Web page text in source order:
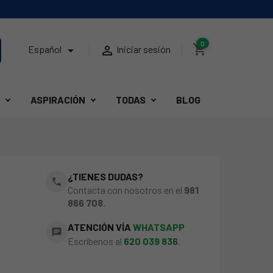
Español   Iniciar sesión shopping_cart
0
ASPIRACIÓN TODAS BLOG
phone
¿TIENES DUDAS?
Contacta con nosotros en el 981
866 708.
chat ATENCIÓN VÍAWHATSAPP
Escríbenos al 620 039 836